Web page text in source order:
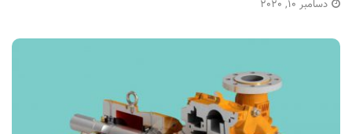
دسامبر 10, 2020